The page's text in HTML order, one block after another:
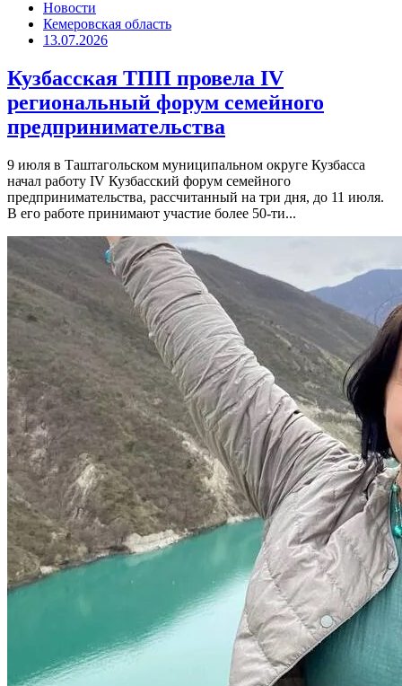
Новости
Кемеровская область
13.07.2026
Кузбасская ТПП провела IV
региональный форум семейного
предпринимательства
9 июля в Таштагольском муниципальном округе Кузбасса
начал работу IV Кузбасский форум семейного
предпринимательства, рассчитанный на три дня, до 11 июля.
В его работе принимают участие более 50-ти...